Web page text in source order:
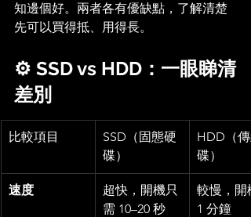
知邊個好。兩者各有優缺點，了解清楚
先可以買得抵、用得長。
⚙️ SSD vs HDD：一眼睇清
差別
比較項目
SSD（固態硬
碟）
HDD（傳
碟）
速度
超快，開機只
需 10–20 秒
較慢，開
1 分鐘